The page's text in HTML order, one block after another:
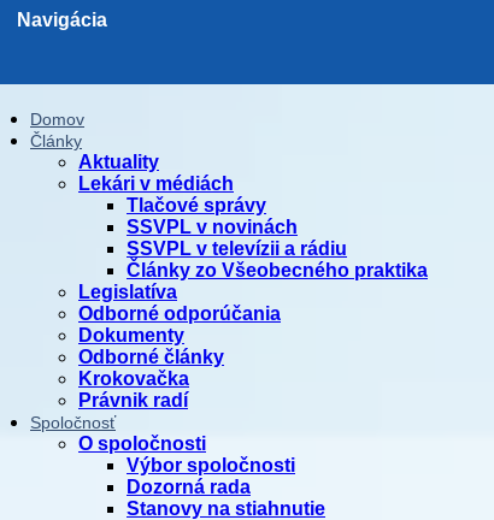
Navigácia
Domov
Články
Aktuality
Lekári v médiách
Tlačové správy
SSVPL v novinách
SSVPL v televízii a rádiu
Články zo Všeobecného praktika
Legislatíva
Odborné odporúčania
Dokumenty
Odborné články
Krokovačka
Právnik radí
Spoločnosť
O spoločnosti
Výbor spoločnosti
Dozorná rada
Stanovy na stiahnutie